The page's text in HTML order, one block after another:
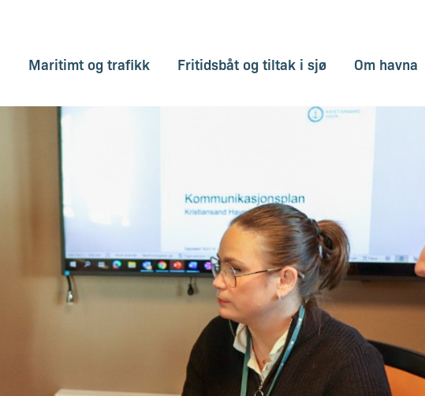
Maritimt og trafikk Fritidsbåt og tiltak i sjø Om havna